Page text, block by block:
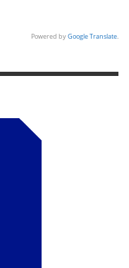
Powered byGoogle Translate.